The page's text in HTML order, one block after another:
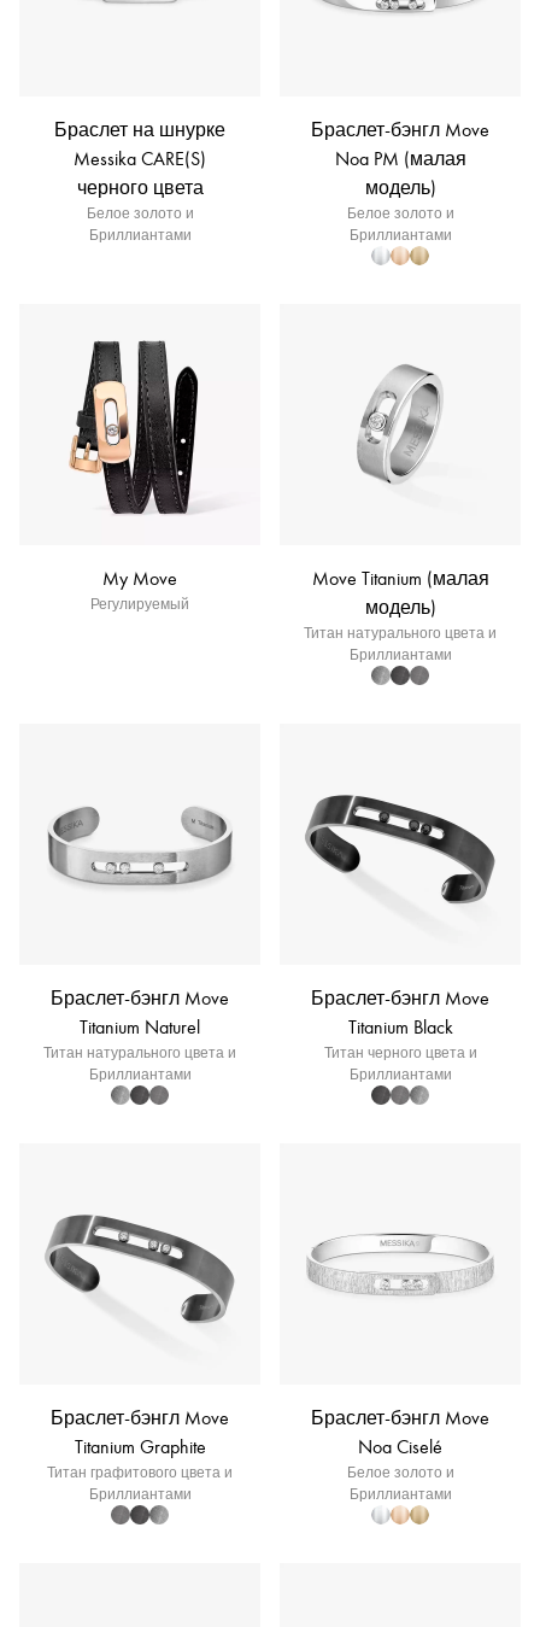
Браслет на шнурке
Messika CARE(S)
черного цвета
Белое золото и
Бриллиантами
Браслет-бэнгл Move
Noa PM (малая
модель)
Белое золото и
Бриллиантами
My Move
Регулируемый
Move Titanium (малая
модель)
Титан натурального цвета и
Бриллиантами
Браслет-бэнгл Move
Titanium Naturel
Титан натурального цвета и
Бриллиантами
Браслет-бэнгл Move
Titanium Black
Титан черного цвета и
Бриллиантами
Браслет-бэнгл Move
Titanium Graphite
Титан графитового цвета и
Бриллиантами
Браслет-бэнгл Move
Noa Ciselé
Белое золото и
Бриллиантами